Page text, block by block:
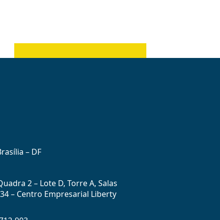
– DF
2 – Lote D, Torre A, Salas
– Centro Empresarial Liberty